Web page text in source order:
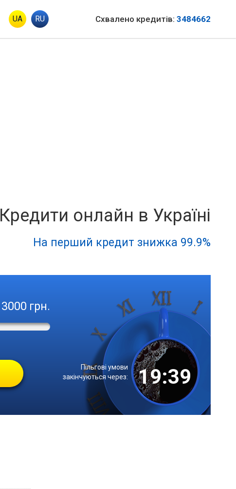
UA RU Схвалено кредитів: 3484662
Кредити онлайн в Україні
На перший кредит знижка 99.9%
Пільгові умови
закінчуються через:
19:38
грн.